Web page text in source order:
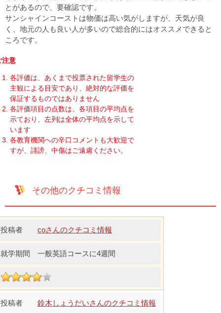
とがあるので、要確認です。
サンシャインコーストは物価は高い気がしますが、天気が良
く、地元の人も良い人が多いので総合的にはオススメできると
ころです。
注意
各評価は、あくまで投票された留学生の
主観による目安であり、絶対的な評価を
保証するものではありません
各評価項目の点数は、各項目の平均点を
示ており、左列は全体の平均点を示して
います
各教育機関への辛口コメントも大歓迎で
すが、誹謗、中傷はご遠慮ください。
その他のクチコミ情報
coさんのクチコミ情報
一般英語コースに4週間
鈴木しょうだいさんのクチコミ情報